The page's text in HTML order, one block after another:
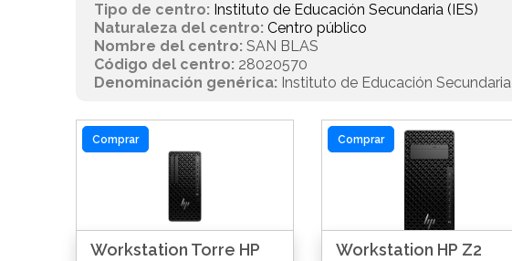
Tipo de centro: Instituto de Educación Secundaria (IES)
Naturaleza del centro: Centro público
Nombre del centro: SAN BLAS
Código del centro: 28020570
Denominación genérica: Instituto de Educación Secundaria
Comprar
Workstation Torre HP
Comprar
Workstation HP Z2